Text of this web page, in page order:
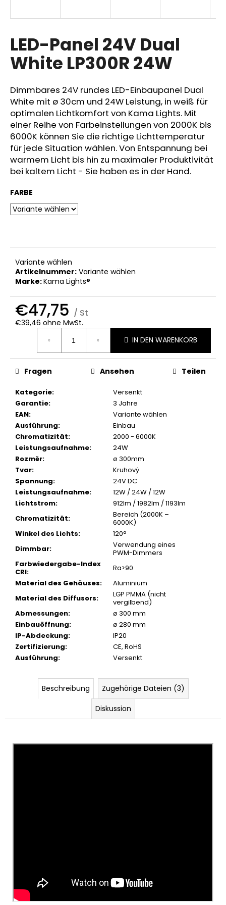
LED-Panel 24V Dual
White LP300R 24W
Dimmbares 24V rundes LED-Einbaupanel Dual
White mit ø 30cm und 24W Leistung, in weiß für
optimalen Lichtkomfort von Kama Lights. Mit
einer Reihe von Farbeinstellungen von 2000K bis
6000K können Sie die richtige Lichttemperatur
für jede Situation wählen. Von Entspannung bei
warmem Licht bis hin zu maximaler Produktivität
bei kaltem Licht - Sie haben es in der Hand.
FARBE
Variante wählen
Artikelnummer: Variante wählen
Marke:Kama Lights®
€47,75 / St
€39,46 ohne MwSt.
Verkaufspreis:
IN DEN WARENKORB
Kategorie:
Versenkt
Garantie:
3 Jahre
EAN:
Variante wählen
Ausführung:
Einbau
Chromatizität:
2000 - 6000K
Leistungsaufnahme:
24W
Rozměr:
ø 300mm
Tvar:
Kruhový
Spannung:
24V DC
Leistungsaufnahme:
12W / 24W / 12W
Lichtstrom:
912lm / 1982lm / 1193lm
Chromatizität:
Bereich (2000K –
6000K)
Winkel des Lichts:
120°
Dimmbar:
Verwendung eines
PWM-Dimmers
Farbwiedergabe-Index
CRI:
Ra>90
Material des Gehäuses:
Aluminium
Material des Diffusors:
LGP PMMA (nicht
vergilbend)
Abmessungen:
ø 300 mm
Einbauöffnung:
ø 280 mm
IP-Abdeckung:
IP20
Zertifizierung:
CE, RoHS
Ausführung: Versenkt
Fragen Ansehen Teilen
Beschreibung
Zugehörige Dateien (3)
Diskussion
SUCHEN
i
r
e
m
p
f
e
h
e
n